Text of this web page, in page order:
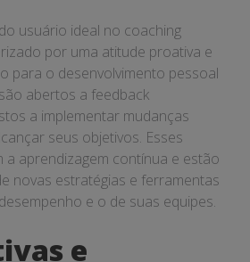
usuário ideal no coaching
por uma atitude proativa e
para o desenvolvimento pessoal
abertos a feedback
a implementar mudanças
seus objetivos. Esses
a aprendizagem contínua e estão
novas estratégias e ferramentas
e o de suas equipes.
e